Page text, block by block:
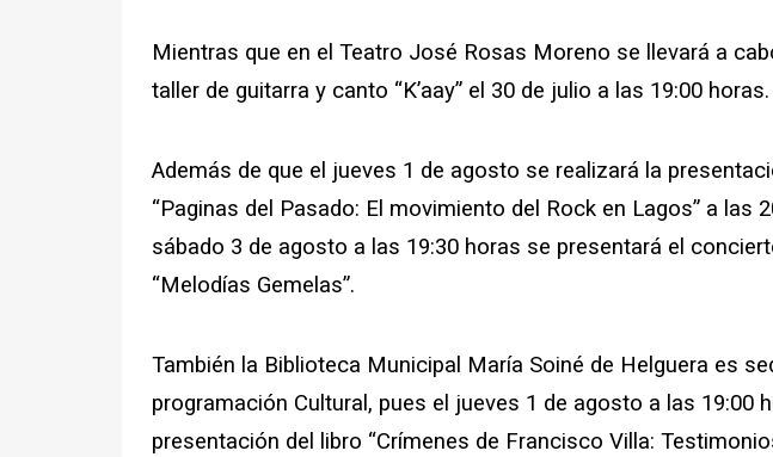
Mientras que en el Teatro José Rosas Moreno se llevará a
taller de guitarra y canto “K’aay” el 30 de julio a las 19:00 horas.
Además de que el jueves 1 de agosto se realizará la
“Paginas del Pasado: El movimiento del Rock en Lagos” a las
sábado 3 de agosto a las 19:30 horas se presentará el
“Melodías Gemelas”.
También la Biblioteca Municipal María Soiné de Helguera es
programación Cultural, pues el jueves 1 de agosto a las 19:00
presentación del libro “Crímenes de Francisco Villa: